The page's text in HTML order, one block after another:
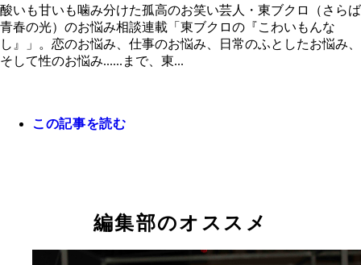
酸いも甘いも噛み分けた孤高のお笑い芸人・東ブクロ（さらば
青春の光）のお悩み相談連載「東ブクロの『こわいもんな
し』」。恋のお悩み、仕事のお悩み、日常のふとしたお悩み、
そして性のお悩み......まで、東...
この記事を読む
編集部のオススメ